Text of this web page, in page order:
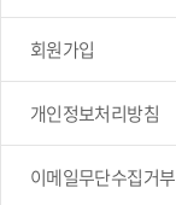
회원가입
개인정보처리방침
이메일무단수집거부